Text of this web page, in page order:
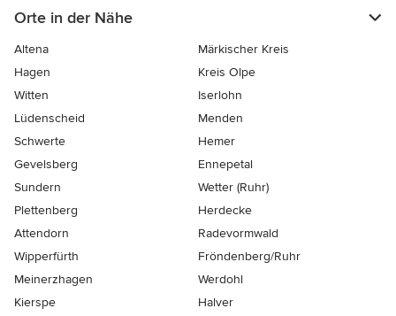
Orte in der Nähe
Altena
Märkischer Kreis
Hagen
Kreis Olpe
Witten
Iserlohn
Lüdenscheid
Menden
Schwerte
Hemer
Gevelsberg
Ennepetal
Sundern
Wetter (Ruhr)
Plettenberg
Herdecke
Attendorn
Radevormwald
Wipperfürth
Fröndenberg/Ruhr
Meinerzhagen
Werdohl
Kierspe
Halver